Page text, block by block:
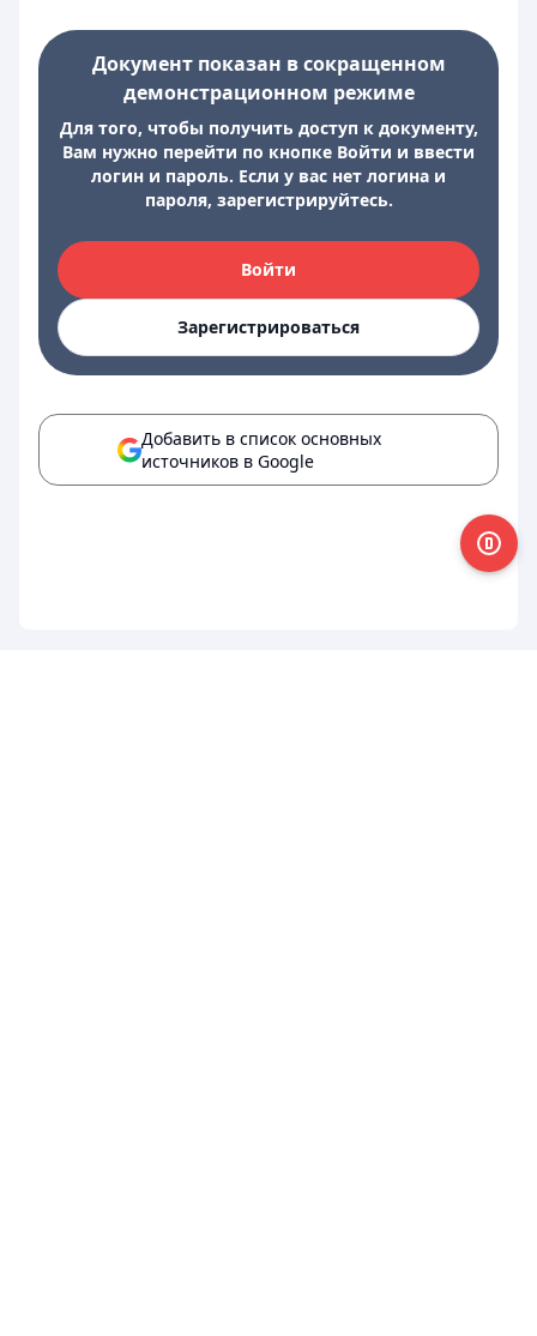
Документ показан в сокращенном
демонстрационном режиме
Для того, чтобы получить доступ к документу,
Вам нужно перейти по кнопке Войти и ввести
логин и пароль. Если у вас нет логина и
пароля, зарегистрируйтесь.
Войти
Зарегистрироваться
Добавить в список основных
источников в Google